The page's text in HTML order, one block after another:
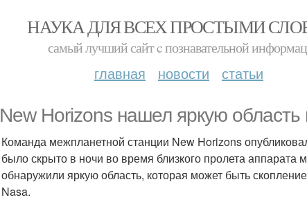
НАУКА ДЛЯ ВСЕХ ПРОСТЫМИ
самый лучший сайт c познавательной
главная новости статьи
New Horizons нашел яркую
Команда межпланетной станции New Horizons
было скрыто в ночи во время близкого пролета
обнаружили яркую область, которая может быть
Nasa.